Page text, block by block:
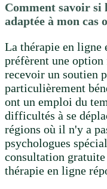
Comment savoir si
adaptée à mon cas
La thérapie en ligne
préfèrent une
recevoir un soutien
particulièrement
ont un emploi du
difficultés à se
régions où il n'y a
psychologues
consultation
thérapie en ligne